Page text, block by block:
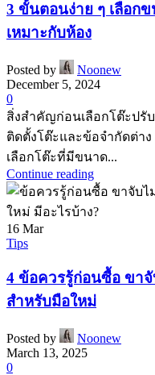
3 ขั้นตอนง่าย ๆ เลือก
เหมาะกับห้อง
Posted by
Noonew
December 5, 2024
0
สิ่งสำคัญก่อนเลือกโต๊ะปรั
ติดตั้งโต๊ะและข้อจำกัดต่า
เลือกโต๊ะที่มีขนาด...
Continue reading
16 Mar
Tips
4 ข้อควรรู้ก่อนซื้อ ขา
สำหรับมือใหม่
Posted by
Noonew
March 13, 2025
0